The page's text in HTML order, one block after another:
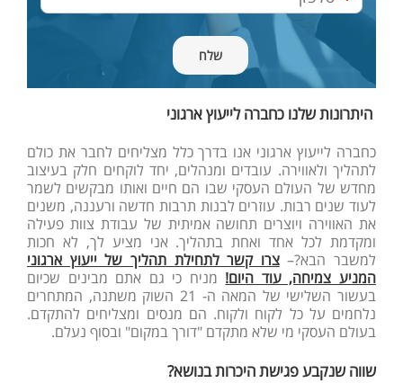
היתרונות שלנו כחברה לייעוץ ארגוני
כחברה לייעוץ ארגוני אנו בדרך כלל מצליחים לחבר את כולם
לתהליך ולאווירה. עובדים ומנהלים, יחד לוקחים חלק בעיצוב
מחדש של העולם העסקי שבו הם חיים ואותו מבקשים לשמר
לעוד שנים רבות. עוזרים לבנות תרבות חדשה ורעננה, משנים
את האווירה ויוצרים תחושה אמיתית של עבודת צוות פעילה
ומקדמת לכל אחד ואחת בתהליך. אני מציע לך, לא חכות
למשבר הבא?–צרו קשר לתחילת תהליך של ייעוץ ארגוני
המניע צמיחה, עוד היום! מניח כי גם אתם מבינים שכיום
בעשור השלישי של המאה ה- 21 השוק משתנה, המתחרים
נלחמים על כל לקוח ולקוח. הם מנסים ומצליחים להתקדם.
בעולם העסקי מי שלא מתקדם "דורך במקום" ובסוף נעלם.
שווה שנקבע פגישת היכרות בנושא?